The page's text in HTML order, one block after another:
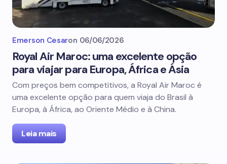
Emerson Cesaron 06/06/2026
Royal Air Maroc: uma excelente opção
para viajar para Europa, África e Ásia
Com preços bem competitivos, a Royal Air Maroc é
uma excelente opção para quem viaja do Brasil à
Europa, à África, ao Oriente Médio e à China.
Leia mais